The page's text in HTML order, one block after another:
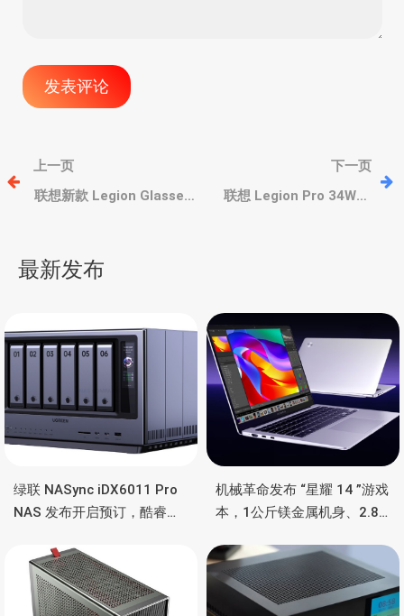
文
章
航
上一页
联想新款 Legion Glasses
下一页
联想 Legion Pro 34WD-
最新发布
绿联 NASync iDX6011 Pro
NAS 发布开启预订，酷睿
雷电4、OCuLink
机械革命发布 “星耀 14 ”游戏
本，1公斤镁金属机身、2.8K
时长续航